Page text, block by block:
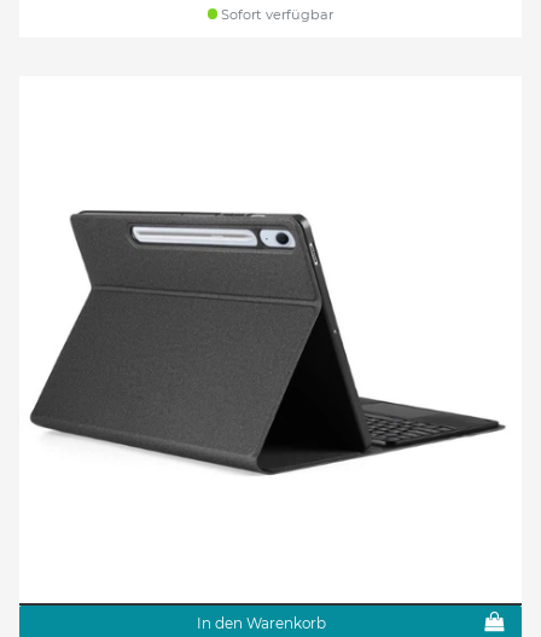
Sofort verfügbar
In den Warenkorb